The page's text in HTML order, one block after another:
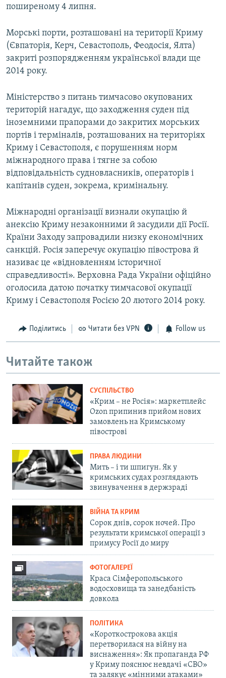
поширеному 4 липня.
Морські порти, розташовані на території Криму
(Євпаторія, Керч, Севастополь, Феодосія, Ялта)
закриті розпорядженням української влади ще
2014 року.
Міністерство з питань тимчасово окупованих
територій нагадує, що заходження суден під
іноземними прапорами до закритих морських
портів і терміналів, розташованих на територіях
Криму і Севастополя, є порушенням норм
міжнародного права і тягне за собою
відповідальність судновласників, операторів і
капітанів суден, зокрема, кримінальну.
Міжнародні організації визнали окупацію й
анексію Криму незаконними й засудили дії Росії.
Країни Заходу запровадили низку економічних
санкцій. Росія заперечує окупацію півострова й
називає це «відновленням історичної
справедливості». Верховна Рада України офіційно
оголосила датою початку тимчасової окупації
Криму і Севастополя Росією 20 лютого 2014 року.
Поділитись Читати без VPN Follow us
Читайте також
СУСПІЛЬСТВО
«Крим – не Росія»: маркетплейс
Ozon припинив прийом нових
замовлень на Кримському
півострові
ПРАВА ЛЮДИНИ
Мить – і ти шпигун. Як у
кримських судах розглядають
звинувачення в держзраді
ВІЙНА ТА КРИМ
Сорок днів, сорок ночей. Про
результати кримської операції з
примусу Росії до миру
ФОТОГАЛЕРЕЇ
Краса Сімферопольського
водосховища та занедбаність
довкола
ПОЛІТИКА
«Короткострокова акція
перетворилася на війну на
виснаження»: Як пропаганда РФ
у Криму пояснює невдачі «СВО»
та залякує «мінними атаками»